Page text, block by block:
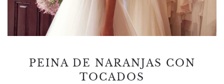
PEINA DE NARANJAS CON
TOCADOS